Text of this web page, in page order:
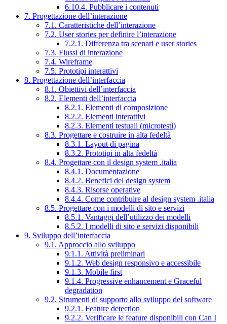
6.10.4. Pubblicare i contenuti
7. Progettazione dell’interazione
7.1. Caratteristiche dell’interazione
7.2. User stories per definire l’interazione
7.2.1. Differenza tra scenari e user stories
7.3. Flussi di interazione
7.4. Wireframe
7.5. Prototipi interattivi
8. Progettazione dell’interfaccia
8.1. Obiettivi dell’interfaccia
8.2. Elementi dell’interfaccia
8.2.1. Elementi di composizione
8.2.2. Elementi interattivi
8.2.3. Elementi testuali (microtesti)
8.3. Progettare e costruire in alta fedeltà
8.3.1. Layout di pagina
8.3.2. Prototipi in alta fedeltà
8.4. Progettare con il design system .italia
8.4.1. Documentazione
8.4.2. Benefici del design system
8.4.3. Risorse operative
8.4.4. Come contribuire al design system .italia
8.5. Progettare con i modelli di sito e servizi
8.5.1. Vantaggi dell’utilizzo dei modelli
8.5.2. I modelli di sito e servizi disponibili
9. Sviluppo dell’interfaccia
9.1. Approccio allo sviluppo
9.1.1. Attività preliminari
9.1.2. Web design responsivo e accessibile
9.1.3. Mobile first
9.1.4. Progressive enhancement e Graceful
degradation
9.2. Strumenti di supporto allo sviluppo del software
9.2.1. Feature detection
9.2.2. Verificare le feature disponibili con Can I